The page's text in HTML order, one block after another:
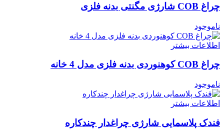
چراغ COB شارژی مگنتی بدنه فلزی
ناموجود
اطلاعات بیشتر
چراغ COB کوهنوردی بدنه فلزی مدل 4 خانه
ناموجود
اطلاعات بیشتر
فندک پلاسمایی شارژی چراغدار چندکاره